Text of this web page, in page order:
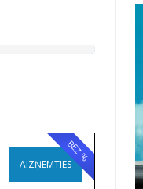
BEZ %
AIZŅEMTIES